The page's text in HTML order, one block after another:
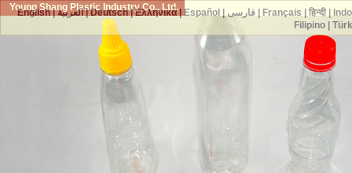
Young Shang Plastic Industry Co., Ltd.
English|العربية|Deutsch|Ελληνικά| Español فارسی| Français हिन्दी|
Filipino|